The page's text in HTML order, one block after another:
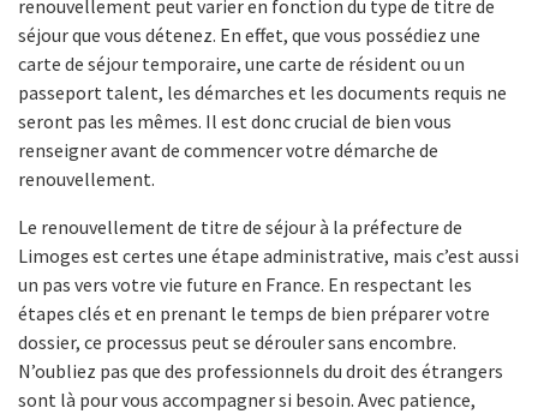
renouvellement peut varier en fonction du type de titre de
séjour que vous détenez. En effet, que vous possédiez une
carte de séjour temporaire, une carte de résident ou un
passeport talent, les démarches et les documents requis ne
seront pas les mêmes. Il est donc crucial de bien vous
renseigner avant de commencer votre démarche de
renouvellement.
Le renouvellement de titre de séjour à la préfecture de
Limoges est certes une étape administrative, mais c’est aussi
un pas vers votre vie future en France. En respectant les
étapes clés et en prenant le temps de bien préparer votre
dossier, ce processus peut se dérouler sans encombre.
N’oubliez pas que des professionnels du droit des étrangers
sont là pour vous accompagner si besoin. Avec patience,